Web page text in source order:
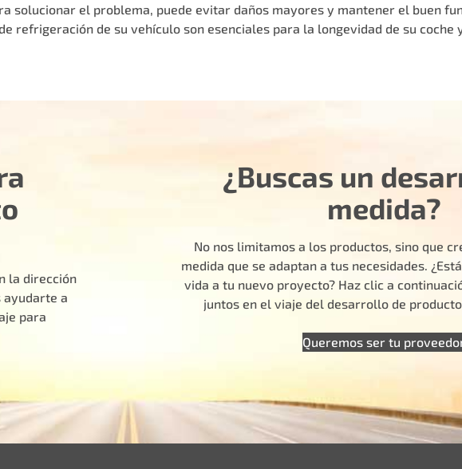
solucionar el problema, puede evitar daños mayores y mantener el buen
refrigeración de su vehículo son esenciales para la longevidad de su coche
la dirección
ayudarte a
para
¿Buscas un
medida?
No nos limitamos a los productos, sino que
medida que se adaptan a tus necesidades.
vida a tu nuevo proyecto? Haz clic a
juntos en el viaje del desarrollo de
Queremos ser tu